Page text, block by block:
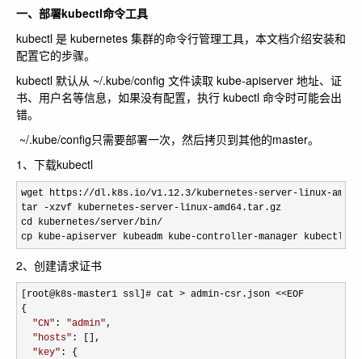
一、部署kubectl命令工具
kubectl 是 kubernetes 集群的命令行管理工具，本文档介绍安装和
配置它的步骤。
kubectl 默认从 ~/.kube/config 文件读取 kube-apiserver 地址、证
书、用户名等信息，如果没有配置，执行 kubectl 命令时可能会出
错。
~/.kube/config只需要部署一次，然后拷贝到其他的master。
1、下载kubectl
wget https://dl.k8s.io/v1.12.3/kubernetes-server-linux-
tar -xzvf kubernetes-server-linux-amd64.tar.gz
cd kubernetes/server/bin/
cp kube-apiserver kubeadm kube-controller-manager kubectl
2、创建请求证书
[root@k8s-master1 ssl]# cat > admin-csr.json <<EOF
{
"CN" : "admin",
"hosts" : [],
"key" : {